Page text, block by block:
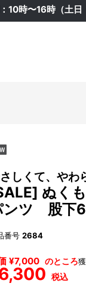
10時〜16時（土日
しくて、やわ
ぬく
ンツ 股下
番号 2684
¥7,000 のところ
税込